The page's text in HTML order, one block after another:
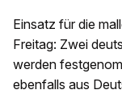
Einsatz für die
Freitag: Zwei
werden
ebenfalls aus